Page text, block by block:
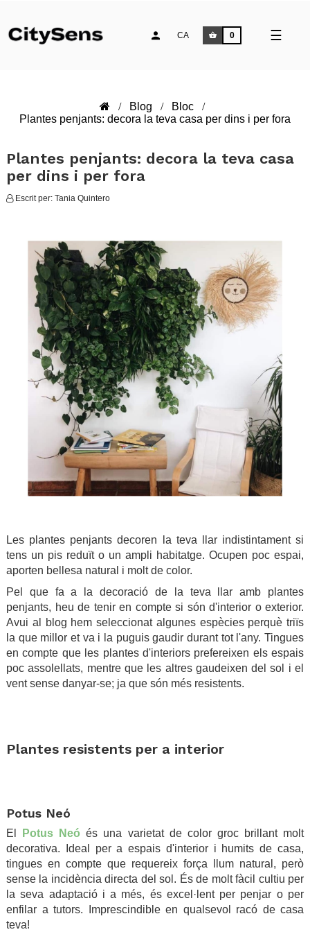
☰
CA 0
Blog
Bloc
Plantes penjants: decora la teva casa per dins i per fora
Plantes penjants: decora la teva casa
per dins i per fora
Escrit per: Tania Quintero
Les plantes penjants decoren la teva llar indistintament si
tens un pis reduït o un ampli habitatge. Ocupen poc espai,
aporten bellesa natural i molt de color.
Pel que fa a la decoració de la teva llar amb plantes
penjants, heu de tenir en compte si són d'interior o exterior.
Avui al blog hem seleccionat algunes espècies perquè triïs
la que millor et va i la puguis gaudir durant tot l'any. Tingues
en compte que les plantes d'interiors prefereixen els espais
poc assolellats, mentre que les altres gaudeixen del sol i el
vent sense danyar-se; ja que són més resistents.
Plantes resistents per a interior
Potus Neó
El Potus Neó és una varietat de color groc brillant molt
decorativa. Ideal per a espais d'interior i humits de casa,
tingues en compte que requereix força llum natural, però
sense la incidència directa del sol. És de molt fàcil cultiu per
la seva adaptació i a més, és excel·lent per penjar o per
enfilar a tutors. Imprescindible en qualsevol racó de casa
teva!